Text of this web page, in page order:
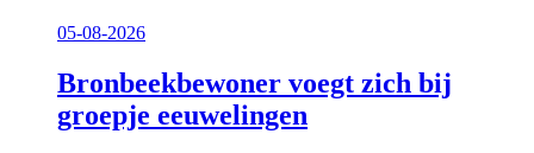
05-08-2026
Bronbeekbewoner voegt zich bij
groepje eeuwelingen